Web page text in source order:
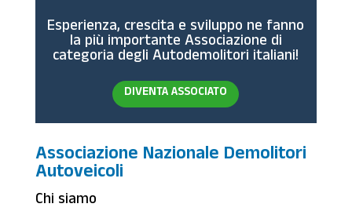
Esperienza, crescita e sviluppo ne fanno
la più importante Associazione di
categoria degli Autodemolitori italiani!
DIVENTA ASSOCIATO
Associazione Nazionale Demolitori
Autoveicoli
Chi siamo